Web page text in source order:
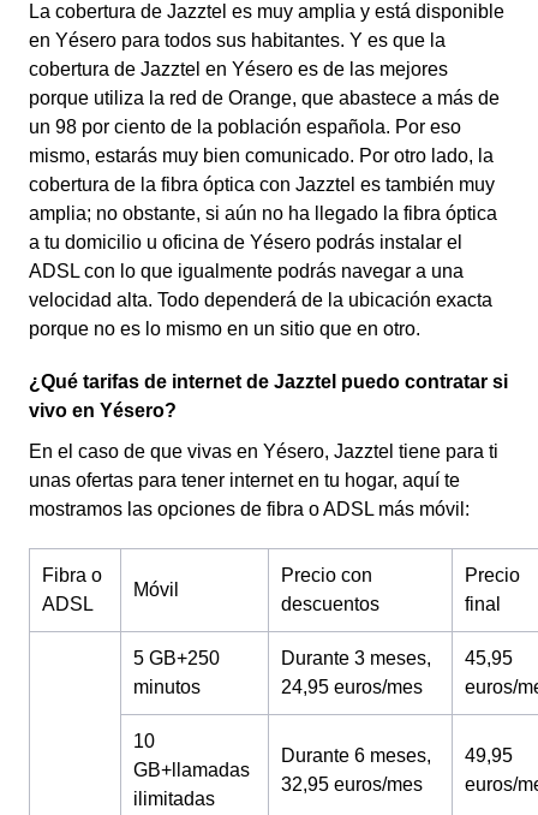
La cobertura de Jazztel es muy amplia y está disponible
en Yésero para todos sus habitantes. Y es que la
cobertura de Jazztel en Yésero es de las mejores
porque utiliza la red de Orange, que abastece a más de
un 98 por ciento de la población española. Por eso
mismo, estarás muy bien comunicado. Por otro lado, la
cobertura de la fibra óptica con Jazztel es también muy
amplia; no obstante, si aún no ha llegado la fibra óptica
a tu domicilio u oficina de Yésero podrás instalar el
ADSL con lo que igualmente podrás navegar a una
velocidad alta. Todo dependerá de la ubicación exacta
porque no es lo mismo en un sitio que en otro.
¿Qué tarifas de internet de Jazztel puedo contratar si
vivo en Yésero?
En el caso de que vivas en Yésero, Jazztel tiene para ti
unas ofertas para tener internet en tu hogar, aquí te
mostramos las opciones de fibra o ADSL más móvil:
Fibra o
ADSL
Móvil
Precio con
descuentos
Precio
final
5 GB+250
minutos
Durante 3 meses,
24,95 euros/mes
45,95
euros/
10
GB+llamadas
ilimitadas
Durante 6 meses,
32,95 euros/mes
49,95
euros/